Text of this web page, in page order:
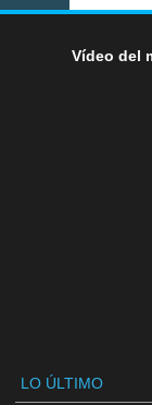
Vídeo del
LO ÚLTIMO